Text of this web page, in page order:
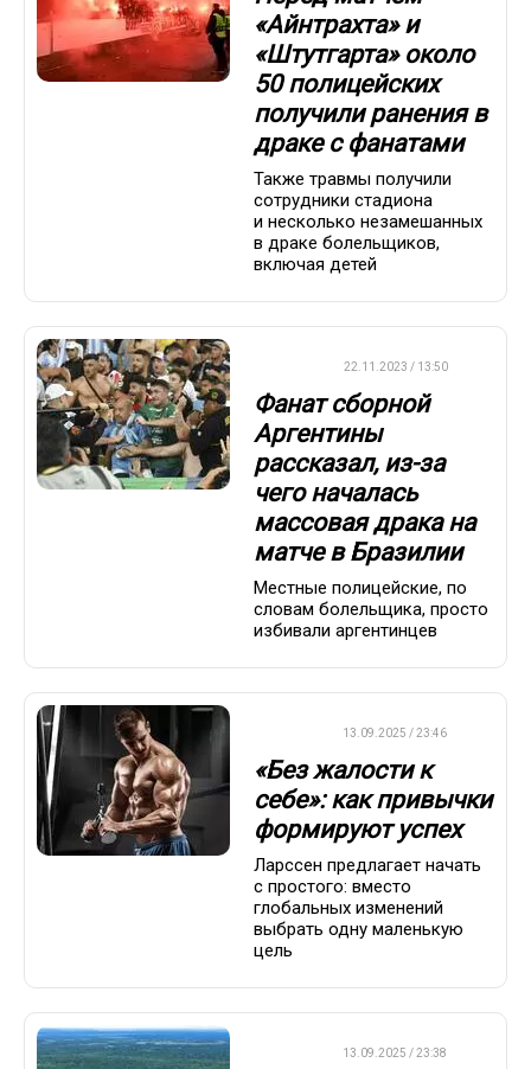
«Айнтрахта» и
«Штутгарта» около
50 полицейских
получили ранения в
драке с фанатами
Также травмы получили
сотрудники стадиона
и несколько незамешанных
в драке болельщиков,
включая детей
22.11.2023 / 13:50
Фанат cборной
Аргентины
рассказал, из-за
чего началась
массовая драка на
матче в Бразилии
Местные полицейские, по
словам болельщика, просто
избивали аргентинцев
13.09.2025 / 23:46
«Без жалости к
себе»: как привычки
формируют успех
Ларссен предлагает начать
с простого: вместо
глобальных изменений
выбрать одну маленькую
цель
13.09.2025 / 23:38